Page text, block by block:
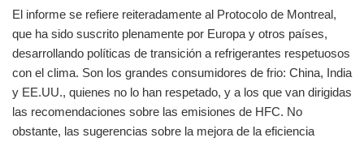
El informe se refiere reiteradamente al Protocolo de Montreal,
que ha sido suscrito plenamente por Europa y otros países,
desarrollando políticas de transición a refrigerantes respetuosos
con el clima. Son los grandes consumidores de frio: China, India
y EE.UU., quienes no lo han respetado, y a los que van dirigidas
las recomendaciones sobre las emisiones de HFC. No
obstante, las sugerencias sobre la mejora de la eficiencia